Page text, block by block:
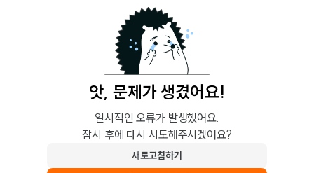
앗, 문제가 생겼어요!
일시적인 오류가 발생했어요.
잠시 후에 다시 시도해주시겠어요?
새로고침하기